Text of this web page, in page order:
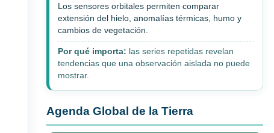
Los sensores orbitales permiten comparar
extensión del hielo, anomalías térmicas, humo y
cambios de vegetación.
Por qué importa: las series repetidas revelan
tendencias que una observación aislada no puede
mostrar.
Agenda Global de la Tierra